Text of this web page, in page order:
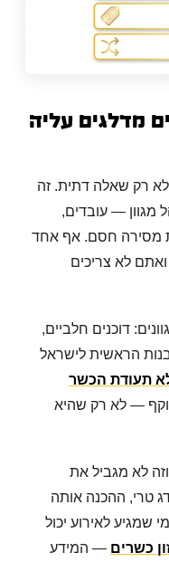
מדלגים עליה
לא רק שאלה דתית. זה
מגוון — עובדים,
מסירה חסם. אף אחד
לא צריכים
דוכנים חלביים,
הראשית לישראל
תעודת הכשר
— לא רק שהיא
לא מגביל את
טרי, ההכנה אותה
לאירוע יכול
כשרים — המידע